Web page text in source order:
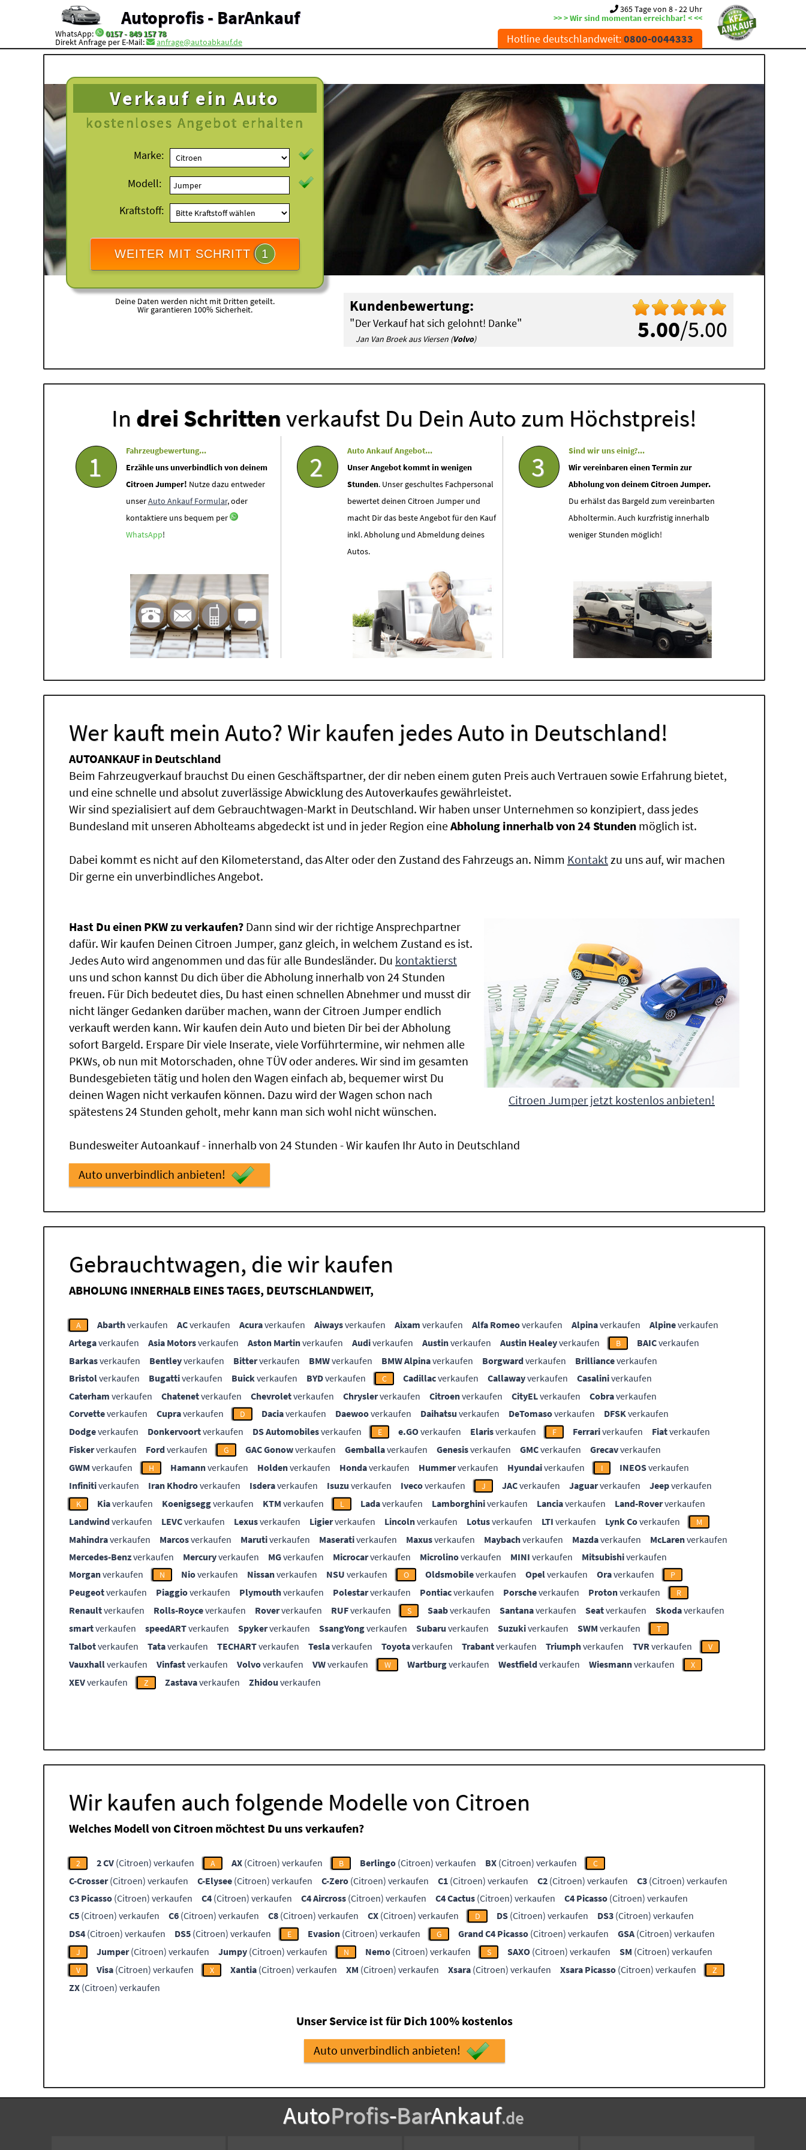
Autoprofis - BarAnkauf
WhatsApp: 0157 - 849 157 78
Direkt Anfrage per E-Mail: anfrage@autoabkauf.de
365 Tage von 8 - 22 Uhr
>> > Wir sind momentan erreichbar! < <<
Hotline deutschlandweit:0800-0044333
Verkauf ein Auto
kostenloses Angebot erhalten
Marke:
Modell:
Kraftstoff:
WEITER MIT SCHRITT 1
Deine Daten werden nicht mit Dritten geteilt.
Wir garantieren 100% Sicherheit.
5.00/5.00
Kundenbewertung:
"Der Verkauf hat sich gelohnt! Danke"
Jan Van Broek aus Viersen (Volvo)
In drei Schrittenverkaufst Du Dein Auto zum Höchstpreis!
1
Fahrzeugbewertung...
Erzähle uns unverbindlich von deinem
Citroen Jumper! Nutze dazu entweder
unserAuto Ankauf Formular, oder
kontaktiere uns bequem per
WhatsApp!
2
Auto Ankauf Angebot...
Unser Angebot kommt in wenigen
Stunden. Unser geschultes Fachpersonal
bewertet deinen Citroen Jumper und
macht Dir das beste Angebot für den Kauf
inkl. Abholung und Abmeldung deines
Autos.
3
Sind wir uns einig?...
Wir vereinbaren einen Termin zur
Abholung von deinem Citroen Jumper.
Du erhälst das Bargeld zum vereinbarten
Abholtermin. Auch kurzfristig innerhalb
weniger Stunden möglich!
Wer kauft mein Auto? Wir kaufen jedes Auto in Deutschland!
AUTOANKAUF in Deutschland
Beim Fahrzeugverkauf brauchst Du einen Geschäftspartner, der dir neben einem guten Preis auch Vertrauen sowie Erfahrung bietet,
und eine schnelle und absolut zuverlässige Abwicklung des Autoverkaufes gewährleistet.
Wir sind spezialisiert auf dem Gebrauchtwagen-Markt in Deutschland. Wir haben unser Unternehmen so konzipiert, dass jedes
Bundesland mit unseren Abholteams abgedeckt ist und in jeder Region eineAbholung innerhalb von 24 Stunden möglich ist.
Dabei kommt es nicht auf den Kilometerstand, das Alter oder den Zustand des Fahrzeugs an. Nimm Kontaktzu uns auf, wir machen
Dir gerne ein unverbindliches Angebot.
Citroen Jumper jetzt kostenlos anbieten!
Hast Du einen PKW zu verkaufen? Dann sind wir der richtige Ansprechpartner
dafür. Wir kaufen Deinen Citroen Jumper, ganz gleich, in welchem Zustand es ist.
Jedes Auto wird angenommen und das für alle Bundesländer. Du kontaktierst
uns und schon kannst Du dich über die Abholung innerhalb von 24 Stunden
freuen. Für Dich bedeutet dies, Du hast einen schnellen Abnehmer und musst dir
nicht länger Gedanken darüber machen, wann der Citroen Jumper endlich
verkauft werden kann. Wir kaufen dein Auto und bieten Dir bei der Abholung
sofort Bargeld. Erspare Dir viele Inserate, viele Vorführtermine, wir nehmen alle
PKWs, ob nun mit Motorschaden, ohne TÜV oder anderes. Wir sind im gesamten
Bundesgebieten tätig und holen den Wagen einfach ab, bequemer wirst Du
deinen Wagen nicht verkaufen können. Dazu wird der Wagen schon nach
spätestens 24 Stunden geholt, mehr kann man sich wohl nicht wünschen.
Bundesweiter Autoankauf - innerhalb von 24 Stunden - Wir kaufen Ihr Auto in Deutschland
Auto unverbindlich anbieten!
Gebrauchtwagen, die wir kaufen
ABHOLUNG INNERHALB EINES TAGES, DEUTSCHLANDWEIT,
A Abarthverkaufen ACverkaufen Acuraverkaufen Aiwaysverkaufen Aixam verkaufen Alfa Romeoverkaufen Alpinaverkaufen Alpineverkaufen
Artegaverkaufen Asia Motorsverkaufen Aston Martinverkaufen Audiverkaufen Austinverkaufen Austin Healeyverkaufen B BAICverkaufen
Barkasverkaufen Bentleyverkaufen Bitterverkaufen BMWverkaufen BMW Alpinaverkaufen Borgwardverkaufen Brillianceverkaufen
Bristolverkaufen Bugattiverkaufen Buickverkaufen BYDverkaufen C Cadillacverkaufen Callawayverkaufen Casaliniverkaufen
Caterham verkaufen Chatenetverkaufen Chevroletverkaufen Chryslerverkaufen Citroenverkaufen CityELverkaufen Cobraverkaufen
Corvetteverkaufen Cupraverkaufen D Daciaverkaufen Daewooverkaufen Daihatsu verkaufen DeTomasoverkaufen DFSKverkaufen
Dodgeverkaufen Donkervoortverkaufen DS Automobilesverkaufen E e.GOverkaufen Elarisverkaufen F Ferrariverkaufen Fiatverkaufen
Fiskerverkaufen Fordverkaufen G GAC Gonowverkaufen Gemballaverkaufen Genesisverkaufen GMCverkaufen Grecavverkaufen
GWM verkaufen H Hamannverkaufen Holdenverkaufen Hondaverkaufen Hummerverkaufen Hyundaiverkaufen I INEOSverkaufen
Infinitiverkaufen Iran Khodroverkaufen Isderaverkaufen Isuzu verkaufen Ivecoverkaufen J JACverkaufen Jaguarverkaufen Jeepverkaufen
K Kiaverkaufen Koenigseggverkaufen KTM verkaufen L Ladaverkaufen Lamborghiniverkaufen Lanciaverkaufen Land-Roververkaufen
Landwindverkaufen LEVCverkaufen Lexusverkaufen Ligierverkaufen Lincolnverkaufen Lotusverkaufen LTI verkaufen Lynk Coverkaufen M
Mahindraverkaufen Marcosverkaufen Marutiverkaufen Maserativerkaufen Maxusverkaufen Maybachverkaufen Mazdaverkaufen McLarenverkaufen
Mercedes-Benzverkaufen Mercuryverkaufen MGverkaufen Microcarverkaufen Microlinoverkaufen MINI verkaufen Mitsubishiverkaufen
Morganverkaufen N Nioverkaufen Nissanverkaufen NSU verkaufen O Oldsmobileverkaufen Opelverkaufen Oraverkaufen P
Peugeotverkaufen Piaggioverkaufen Plymouthverkaufen Polestarverkaufen Pontiacverkaufen Porscheverkaufen Protonverkaufen R
Renaultverkaufen Rolls-Royceverkaufen Roververkaufen RUFverkaufen S Saabverkaufen Santanaverkaufen Seatverkaufen Skodaverkaufen
smartverkaufen speedARTverkaufen Spykerverkaufen SsangYongverkaufen Subaru verkaufen Suzukiverkaufen SWM verkaufen T
Talbotverkaufen Tataverkaufen TECHARTverkaufen Teslaverkaufen Toyotaverkaufen Trabantverkaufen Triumphverkaufen TVRverkaufen V
Vauxhallverkaufen Vinfastverkaufen Volvoverkaufen VWverkaufen W Wartburgverkaufen Westfieldverkaufen Wiesmannverkaufen X
XEVverkaufen Z Zastavaverkaufen Zhidou verkaufen
Wir kaufen auch folgende Modelle von Citroen
Welches Modell von Citroen möchtest Du uns verkaufen?
2 2 CV (Citroen) verkaufen A AX (Citroen) verkaufen B Berlingo (Citroen) verkaufen BX (Citroen) verkaufen C
C-Crosser(Citroen) verkaufen C-Elysee (Citroen) verkaufen C-Zero (Citroen) verkaufen C1 (Citroen) verkaufen C2 (Citroen) verkaufen C3 (Citroen) verkaufen
C3 Picasso (Citroen) verkaufen C4 (Citroen) verkaufen C4 Aircross (Citroen) verkaufen C4 Cactus (Citroen) verkaufen C4 Picasso (Citroen) verkaufen
C5 (Citroen) verkaufen C6 (Citroen) verkaufen C8 (Citroen) verkaufen CX (Citroen) verkaufen D DS (Citroen) verkaufen DS3 (Citroen) verkaufen
DS4 (Citroen) verkaufen DS5 (Citroen) verkaufen E Evasion (Citroen) verkaufen G Grand C4 Picasso (Citroen) verkaufen GSA (Citroen) verkaufen
J Jumper(Citroen) verkaufen Jumpy (Citroen) verkaufen N Nemo (Citroen) verkaufen S SAXO (Citroen) verkaufen SM (Citroen) verkaufen
V Visa (Citroen) verkaufen X Xantia (Citroen) verkaufen XM (Citroen) verkaufen Xsara (Citroen) verkaufen Xsara Picasso (Citroen) verkaufen Z
ZX (Citroen) verkaufen
Unser Service ist für Dich 100% kostenlos
Auto unverbindlich anbieten!
AutoProfis-BarAnkauf.de